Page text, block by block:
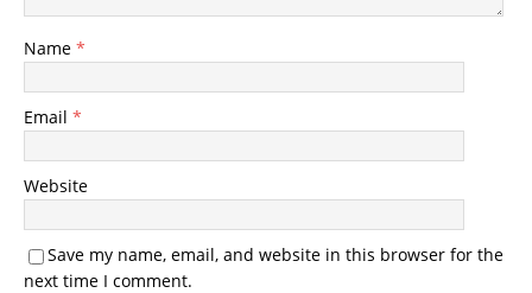
Name *
Email *
Website
Save my name, email, and website in this browser for the
next time I comment.